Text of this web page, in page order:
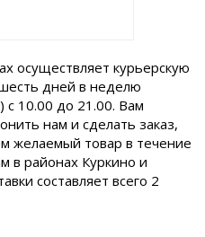
осуществляет курьерскую
дней в неделю
с 10.00 до 21.00. Вам
нам и сделать заказ,
желаемый товар в течение
в районах Куркино и
составляет всего 2